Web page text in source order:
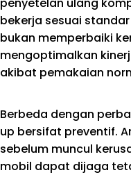
bekerja sesuai
bukan memperbaiki
mengoptimalkan
akibat pemakaian
Berbeda dengan
up bersifat preventif.
sebelum muncul
mobil dapat dijaga